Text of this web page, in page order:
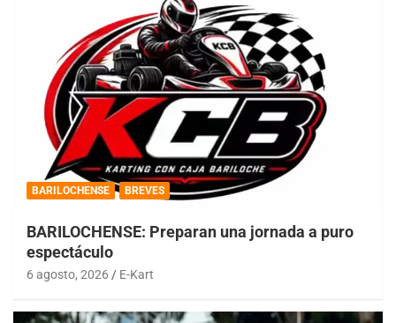
BARILOCHENSE BREVES
BARILOCHENSE: Preparan una jornada a puro
espectáculo
6 agosto, 2026 E-Kart